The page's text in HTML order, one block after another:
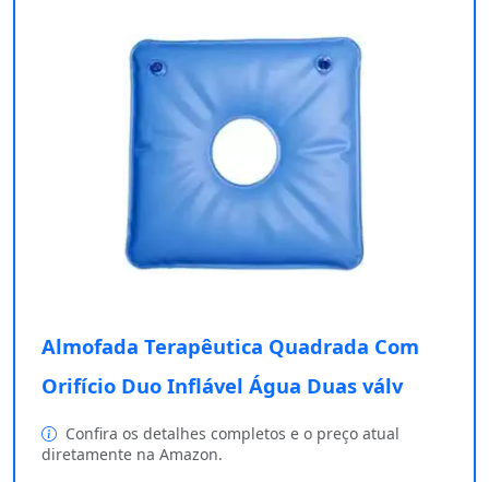
Almofada Terapêutica Quadrada Com
Orifício Duo Inflável Água Duas válv
Confira os detalhes completos e o preço atual
diretamente na Amazon.